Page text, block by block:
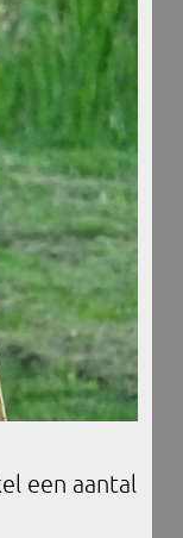
een aantal